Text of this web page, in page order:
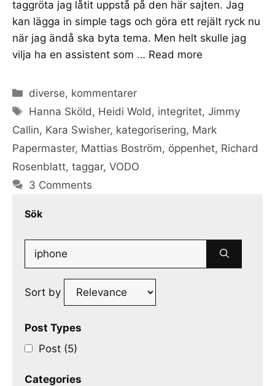
taggröta jag låtit uppstå på den här sajten. Jag
kan lägga in simple tags och göra ett rejält ryck nu
när jag ändå ska byta tema. Men helt skulle jag
vilja ha en assistent som … Read more
Categories
diverse, kommentarer
Tags
Hanna Sköld , Heidi Wold , integritet,Jimmy
Callin, Kara Swisher, kategorisering, Mark
Papermaster, Mattias Boström, öppenhet, Richard
Rosenblatt, taggar, VODO
3 Comments
Sök
Search
for:
Sort by
Post Types
Post (5)
Categories